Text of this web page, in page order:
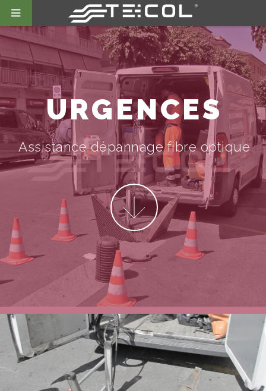
URGENCES
Assistance dépannage fibre optique
More